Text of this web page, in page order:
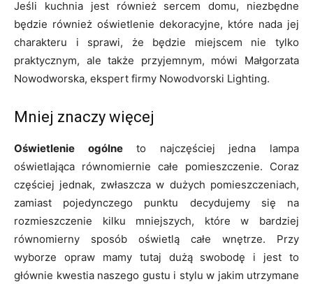
Jeśli kuchnia jest również sercem domu, niezbędne
będzie również oświetlenie dekoracyjne, które nada jej
charakteru i sprawi, że będzie miejscem nie tylko
praktycznym, ale także przyjemnym, mówi Małgorzata
Nowodworska, ekspert firmy Nowodvorski Lighting.
Mniej znaczy więcej
Oświetlenie ogólneto najczęściej jedna lampa
oświetlająca równomiernie całe pomieszczenie. Coraz
częściej jednak, zwłaszcza w dużych pomieszczeniach,
zamiast pojedynczego punktu decydujemy się na
rozmieszczenie kilku mniejszych, które w bardziej
równomierny sposób oświetlą całe wnętrze. Przy
wyborze opraw mamy tutaj dużą swobodę i jest to
głównie kwestia naszego gustu i stylu w jakim utrzymane